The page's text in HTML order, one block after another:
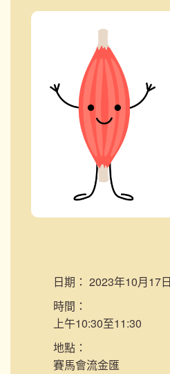
日期： 2023年10月17
時間：
上午10:30至11:30
地點：
賽馬會流金匯